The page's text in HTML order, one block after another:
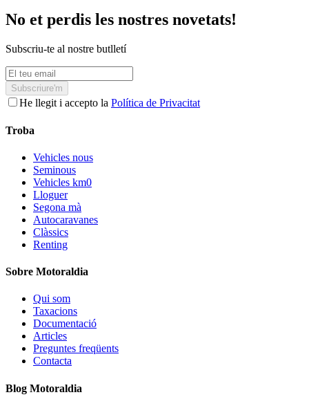
No et perdis les nostres novetats!
Subscriu-te al nostre butlletí
Subscriure'm
He llegit i accepto la Política de Privacitat
Troba
Vehicles nous
Seminous
Vehicles km0
Lloguer
Segona mà
Autocaravanes
Clàssics
Renting
Sobre Motoraldia
Qui som
Taxacions
Documentació
Articles
Preguntes freqüents
Contacta
Blog Motoraldia